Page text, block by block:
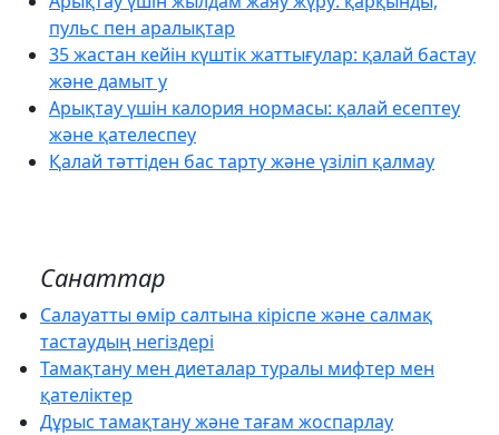
пульс пен аралықтар
35 жастан кейін күштік жаттығулар: қалай бастау
және дамыт у
Арықтау үшін калория нормасы: қалай есептеу
және қателеспеу
Қалай тәттіден бас тарту және үзіліп қалмау
Санаттар
Салауатты өмір салтына кіріспе және салмақ
тастаудың негіздері
Тамақтану мен диеталар туралы мифтер мен
қателіктер
Дұрыс тамақтану және тағам жоспарлау